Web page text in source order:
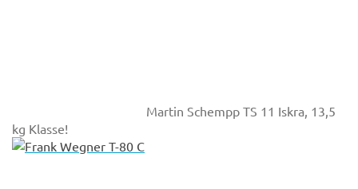
Martin Schempp TS 11 Iskra, 13,5
kg Klasse!